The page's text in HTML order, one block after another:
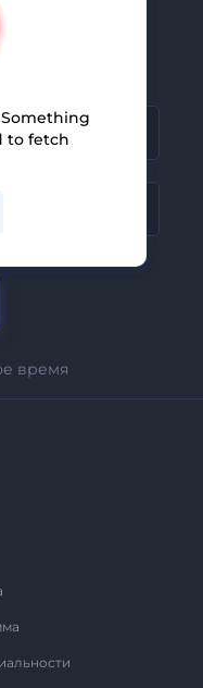
и
время
Something
to fetch